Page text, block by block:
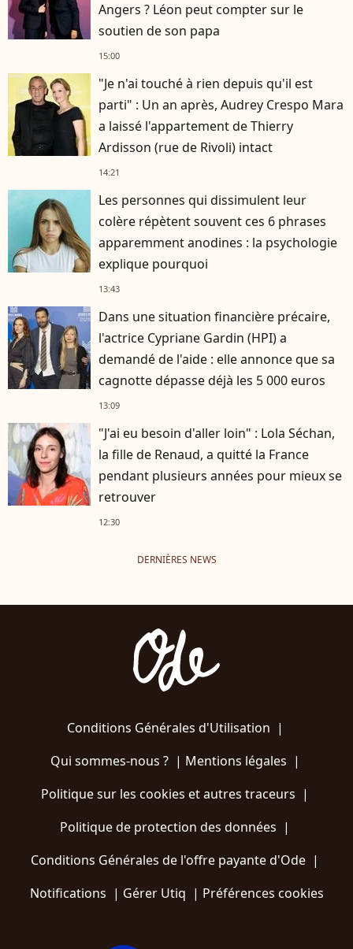
Angers ? Léon peut compter sur le
soutien de son papa
15:00
"Je n'ai touché à rien depuis qu'il est
parti" : Un an après, Audrey Crespo Mara
a laissé l'appartement de Thierry
Ardisson (rue de Rivoli) intact
14:21
Les personnes qui dissimulent leur
colère répètent souvent ces 6 phrases
apparemment anodines : la psychologie
explique pourquoi
13:43
Dans une situation financière précaire,
l'actrice Cypriane Gardin (HPI) a
demandé de l'aide : elle annonce que sa
cagnotte dépasse déjà les 5 000 euros
13:09
"J'ai eu besoin d'aller loin" : Lola Séchan,
la fille de Renaud, a quitté la France
pendant plusieurs années pour mieux se
retrouver
12:30
DERNIÈRES NEWS
Conditions Générales d'Utilisation |
Qui sommes-nous ?| Mentions légales |
Politique sur les cookies et autres traceurs |
Politique de protection des données |
Conditions Générales de l'offre payante d'Ode |
Notifications | Gérer Utiq | Préférences cookies